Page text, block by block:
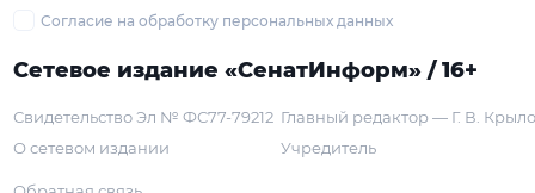
Согласие на обработку персональных данных
Сетевое издание «СенатИнформ» / 16+
Свидетельство Эл № ФС77-79212
О сетевом издании
Главный редактор — Г. В.
Учредитель